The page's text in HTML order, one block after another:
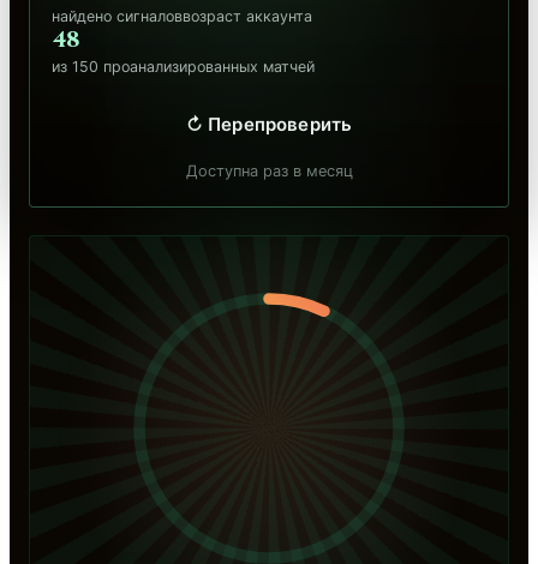
найдено сигналоввозраст аккаунта
48
из 150 проанализированных матчей
↻ Перепроверить
Доступна раз в месяц